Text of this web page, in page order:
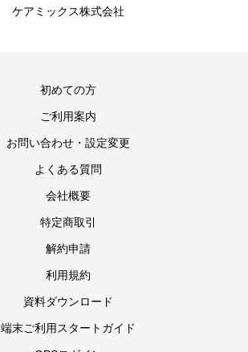
ケアミックス株式会社
初めての方
ご利用案内
お問い合わせ・設定変更
よくある質問
会社概要
特定商取引
解約申請
利用規約
資料ダウンロード
端末ご利用スタートガイド